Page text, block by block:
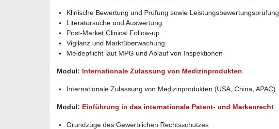
Klinische Bewertung und Prüfung sowie Leistungsbewertungsprüfung
Literatursuche und Auswertung
Post-Market Clinical Follow-up
Vigilanz und Marktüberwachung
Meldepflicht laut MPG und Ablauf von Inspektionen
Modul: Internationale Zulassung von Medizinprodukten
Internationale Zulassung von Medizinprodukten (USA, China, APAC)
Modul: Einführung in das internationale Patent- und Markenrecht
Grundzüge des Gewerblichen Rechtsschutzes